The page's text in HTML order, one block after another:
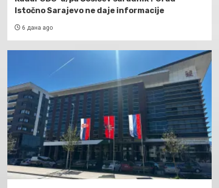
Istočno Sarajevo ne daje informacije
6 дана ago